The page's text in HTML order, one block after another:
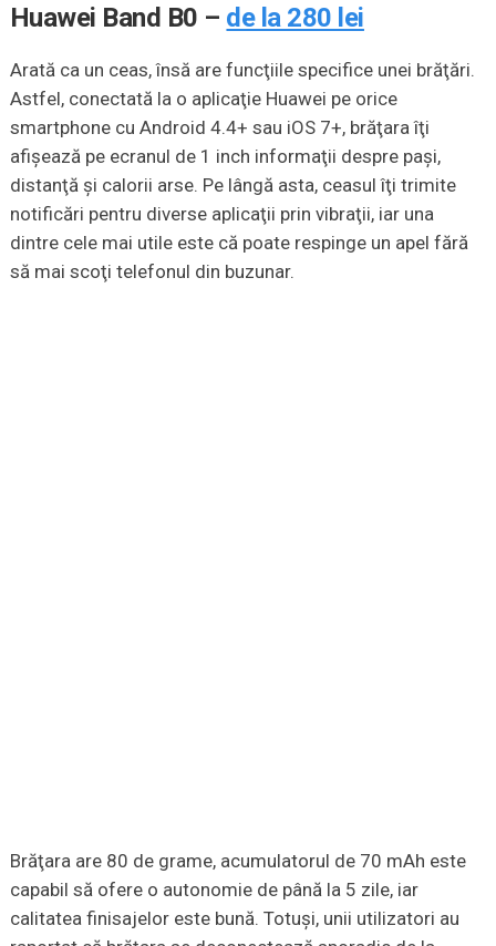
Huawei Band B0 – de la 280 lei
Arată ca un ceas, însă are funcţiile specifice unei brăţări.
Astfel, conectată la o aplicaţie Huawei pe orice
smartphone cu Android 4.4+ sau iOS 7+, brăţara îţi
afişează pe ecranul de 1 inch informaţii despre paşi,
distanţă şi calorii arse. Pe lângă asta, ceasul îţi trimite
notificări pentru diverse aplicaţii prin vibraţii, iar una
dintre cele mai utile este că poate respinge un apel fără
să mai scoţi telefonul din buzunar.
Brăţara are 80 de grame, acumulatorul de 70 mAh este
capabil să ofere o autonomie de până la 5 zile, iar
calitatea finisajelor este bună. Totuşi, unii utilizatori au